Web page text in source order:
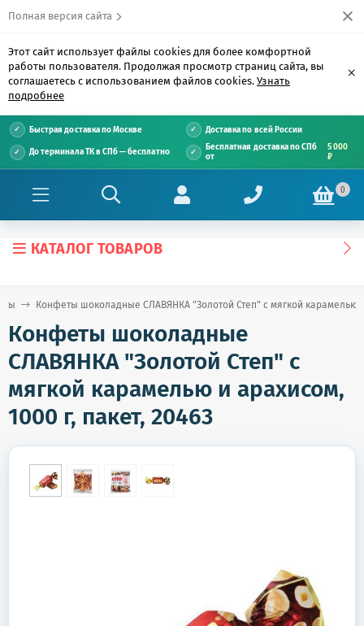
Полная версия сайта
Этот сайт использует файлы cookies для более комфортной
работы пользователя. Продолжая просмотр страниц сайта, вы
соглашаетесь с использованием файлов cookies. Узнать
подробнее
×
Быстрая доставка по Москве Доставка по всей России
До терминала ТК в СПб — бесплатно
Бесплатная доставка по СПб
от
5 000
₽
0
КАТАЛОГ ТОВАРОВ
Конфеты шоколадные СЛАВЯНКА "Золотой Степ" с мягкой карамелью и
Конфеты шоколадные
СЛАВЯНКА "Золотой Степ" с
мягкой карамелью и арахисом,
1000 г, пакет, 20463